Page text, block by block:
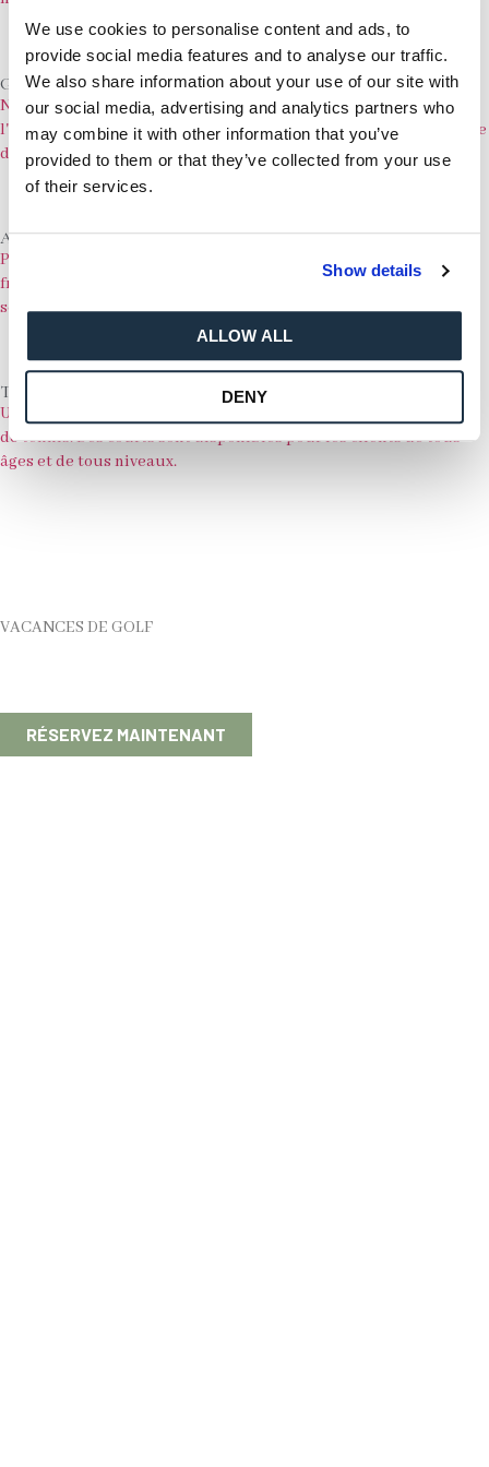
We use cookies to personalise content and ads, to
provide social media features and to analyse our traffic.
We also share information about your use of our site with
our social media, advertising and analytics partners who
may combine it with other information that you’ve
provided to them or that they’ve collected from your use
of their services.
Show details
ALLOW ALL
DENY
Golf
Nous organisons régulièrement des concours tout au long de
l'année, dont beaucoup sont ouverts à tous les invités, tandis que
d'autres sont réservés aux membres.
Alimentation et boissons
Profitez de quelques boissons et d'un choix de plats locaux
fraîchement préparés, assis sur notre belle terrasse, alors que le
soleil se couche sur la vallée.
Tennis
Une atmosphère détendue et amicale pour profiter d'une partie
de tennis. Des courts sont disponibles pour les clients de tous
âges et de tous niveaux.
VACANCES DE GOLF
RÉSERVEZ MAINTENANT